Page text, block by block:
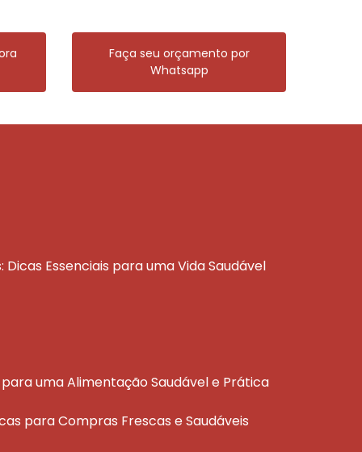
Faça seu orçamento por
Whatsapp
Dicas Essenciais para uma Vida Saudável
para uma Alimentação Saudável e Prática
para Compras Frescas e Saudáveis